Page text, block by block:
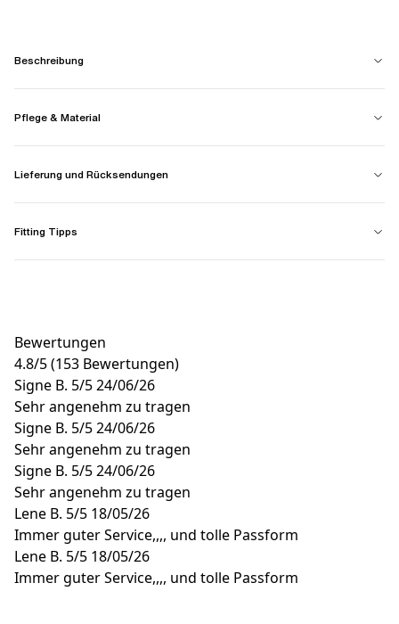
Beschreibung
Pflege & Material
Lieferung und Rücksendungen
Fitting Tipps
Bewertungen
4.8/5(153 Bewertungen)
Signe B. 5/524/06/26
Sehr angenehm zu tragen
Signe B. 5/524/06/26
Sehr angenehm zu tragen
Signe B. 5/524/06/26
Sehr angenehm zu tragen
Lene B. 5/5 18/05/26
Immer guter Service,,,, und tolle Passform
Lene B. 5/5 18/05/26
Immer guter Service,,,, und tolle Passform